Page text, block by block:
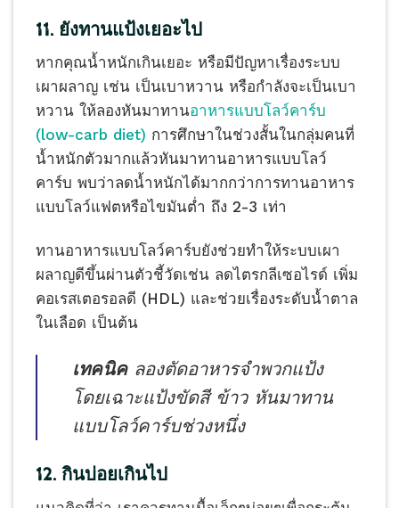
11. ยังทานแป้งเยอะไป
หากคุณน้ำหนักเกินเยอะ หรือมีปัญหาเรื่องระบบ
เผาผลาญ เช่น เป็นเบาหวาน หรือกำลังจะเป็นเบา
หวาน ให้ลองหันมาทานอาหารแบบโลว์คาร์บ
(low-carb diet) การศึกษาในช่วงสั้นในกลุ่มคนที่
น้ำหนักตัวมากแล้วหันมาทานอาหารแบบโลว์
คาร์บ พบว่าลดน้ำหนักได้มากกว่าการทานอาหาร
แบบโลว์แฟตหรือไขมันต่ำ ถึง 2-3 เท่า
ทานอาหารแบบโลว์คาร์บยังช่วยทำให้ระบบเผา
ผลาญดีขึ้นผ่านตัวชี้วัดเช่น ลดไตรกลีเซอไรด์ เพิ่ม
คอเรสเตอรอลดี (HDL) และช่วยเรื่องระดับน้ำตาล
ในเลือด เป็นต้น
เทคนิค ลองตัดอาหารจำพวกแป้ง
โดยเฉาะแป้งขัดสี ข้าว หันมาทาน
แบบโลว์คาร์บช่วงหนึ่ง
12. กินบ่อยเกินไป